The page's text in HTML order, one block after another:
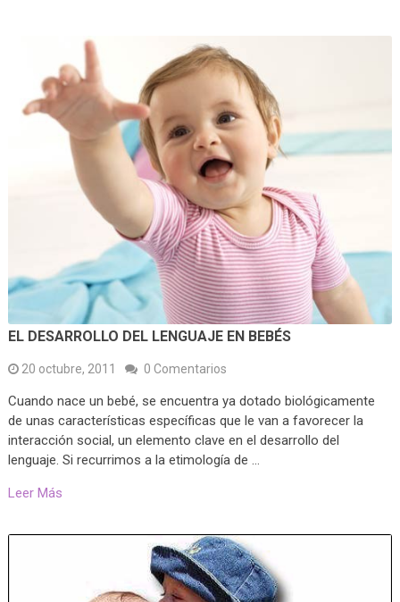
EL DESARROLLO DEL LENGUAJE EN BEBÉS
20 octubre, 2011 0 Comentarios
Cuando nace un bebé, se encuentra ya dotado biológicamente
de unas características específicas que le van a favorecer la
interacción social, un elemento clave en el desarrollo del
lenguaje. Si recurrimos a la etimología de …
Leer Más